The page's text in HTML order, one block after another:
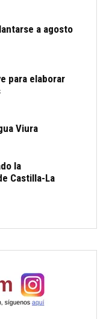
a agosto
para elaborar
Viura
la
Castilla-La